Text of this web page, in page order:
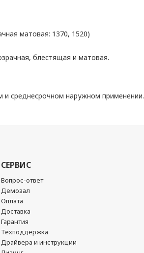
матовая: 1370, 1520)
блестящая и матовая.
и среднесрочном наружном применении.
СЕРВИС
Вопрос-ответ
Демозал
Оплата
Доставка
Гарантия
Техподдержка
Драйвера и инструкции